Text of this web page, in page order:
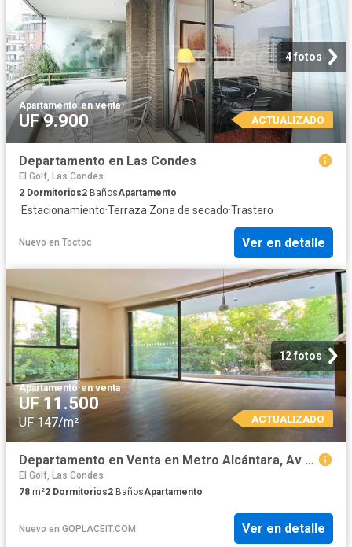
4 fotos
Apartamento·en venta
UF 9.900 ACTUALIZADO
Departamento en Las Condes
El Golf, Las Condes
2 Dormitorios2 BañosApartamento
·Estacionamiento·Terraza·Zona de secado·Trastero
Nuevo en Toctoc Ver en detalle
12 fotos
Apartamento·en venta
UF 11.500
UF 147/m² ACTUALIZADO
Departamento en Venta en Metro Alcántara, Av Presidente Riesco, Alsacia
El Golf, Las Condes
78 m²2 Dormitorios2 BañosApartamento
Nuevo en GOPLACEIT.COM Ver en detalle